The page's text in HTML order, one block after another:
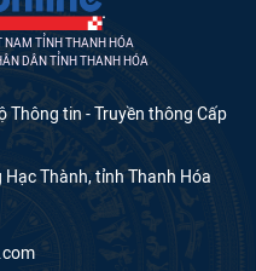
NAM TỈNH THANH HÓA
DÂN TỈNH THANH HÓA
Thông tin - Truyền thông Cấp
Thành, tỉnh Thanh Hóa